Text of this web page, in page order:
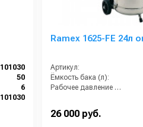
101030
50
6
101030
Ramex 1625-FE 24л
Артикул:
Ёмкость бака (л):
Рабочее давление (бар):
26 000 руб.